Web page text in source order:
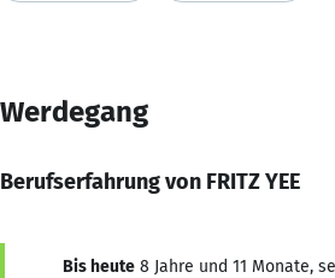
Werdegang
Berufserfahrung von FRITZ YEE
Bis heute 8 Jahre und 11 Monate,